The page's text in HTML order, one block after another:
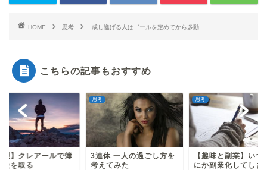
HOME 思考 成し遂げる人はゴールを定めてから多動
こちらの記事もおすすめ
休 一人の過ごし方を
てみた
思考
【趣味と副業】いつの間
にか副業化してしまった
思考
【経理】クレアー
記一級を取る